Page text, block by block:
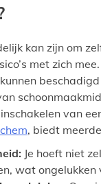
kan zijn om
met zich
van
, biedt
Je hoeft niet
wat ongelukken